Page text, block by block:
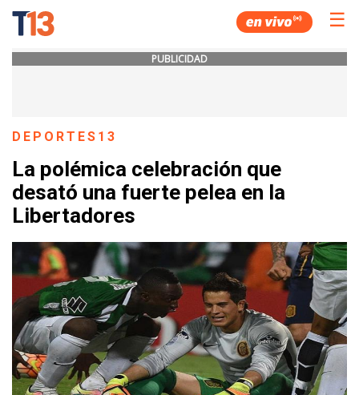
☰
PUBLICIDAD
DEPORTES13
La polémica celebración que
desató una fuerte pelea en la
Libertadores